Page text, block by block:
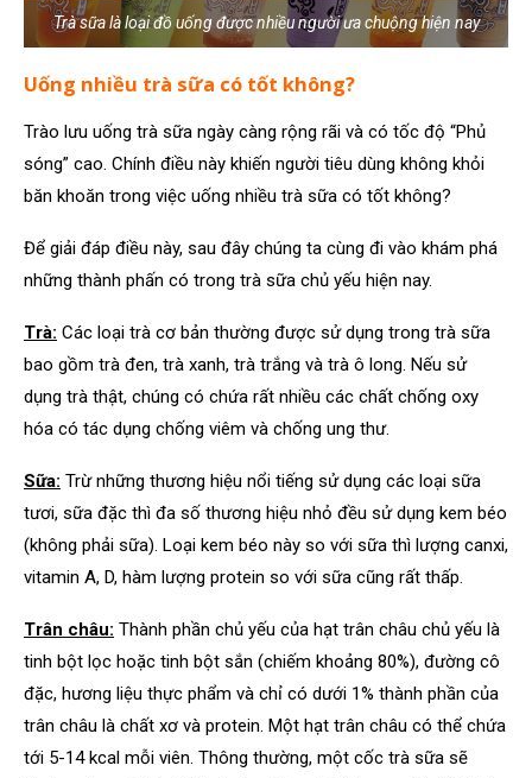
Trà sữa là loại đồ uống được nhiều người ưa chuộng hiện nay
Uống nhiều trà sữa có tốt không?
Trào lưu uống trà sữa ngày càng rộng rãi và có tốc độ “Phủ
sóng” cao. Chính điều này khiến người tiêu dùng không khỏi
băn khoăn trong việc uống nhiều trà sữa có tốt không?
Để giải đáp điều này, sau đây chúng ta cùng đi vào khám phá
những thành phấn có trong trà sữa chủ yếu hiện nay.
Trà: Các loại trà cơ bản thường được sử dụng trong trà sữa
bao gồm trà đen, trà xanh, trà trắng và trà ô long. Nếu sử
dụng trà thật, chúng có chứa rất nhiều các chất chống oxy
hóa có tác dụng chống viêm và chống ung thư.
Sữa: Trừ những thương hiệu nổi tiếng sử dụng các loại sữa
tươi, sữa đặc thì đa số thương hiệu nhỏ đều sử dụng kem béo
(không phải sữa). Loại kem béo này so với sữa thì lượng canxi,
vitamin A, D, hàm lượng protein so với sữa cũng rất thấp.
Trân châu: Thành phần chủ yếu của hạt trân châu chủ yếu là
tinh bột lọc hoặc tinh bột sắn (chiếm khoảng 80%), đường cô
đặc, hương liệu thực phẩm và chỉ có dưới 1% thành phần của
trân châu là chất xơ và protein. Một hạt trân châu có thể chứa
tới 5-14 kcal mỗi viên. Thông thường, một cốc trà sữa sẽ